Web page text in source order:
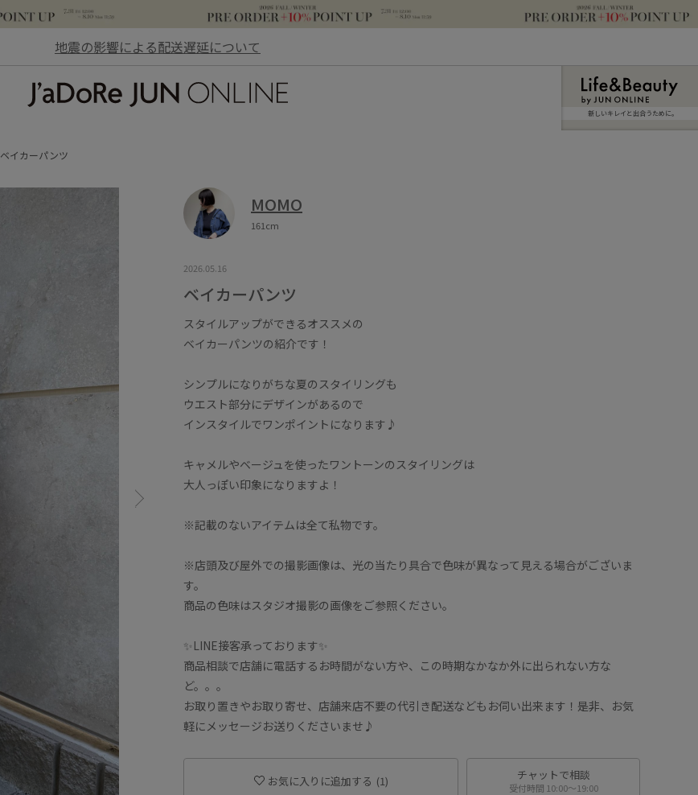
地震の影響による配送遅延について
新しいキレイと出合うために。
ベイカーパンツ
MOMO
161cm
2026.05.16
ベイカーパンツ
スタイルアップができるオススメの
ベイカーパンツの紹介です！
シンプルになりがちな夏のスタイリングも
ウエスト部分にデザインがあるので
インスタイルでワンポイントになります♪
キャメルやベージュを使ったワントーンのスタイリングは
大人っぽい印象になりますよ！
※記載のないアイテムは全て私物です。
※店頭及び屋外での撮影画像は、光の当たり具合で色味が異なって見える場合がございま
す。
商品の色味はスタジオ撮影の画像をご参照ください。
✨LINE接客承っております✨
商品相談で店舗に電話するお時間がない方や、この時期なかなか外に出られない方な
ど。。。
お取り置きやお取り寄せ、店舗来店不要の代引き配送などもお伺い出来ます！是非、お気
軽にメッセージお送りくださいませ♪
お気に入りに追加する (1) チャットで相談
受付時間 10:00〜19:00